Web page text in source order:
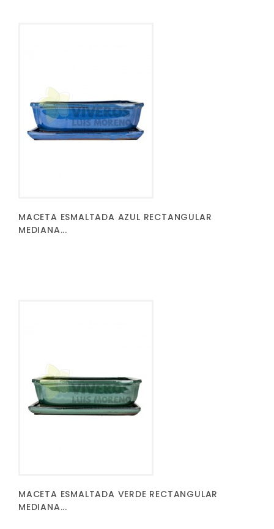
MACETA ESMALTADA AZUL RECTANGULAR
MEDIANA...
MACETA ESMALTADA VERDE RECTANGULAR
MEDIANA...